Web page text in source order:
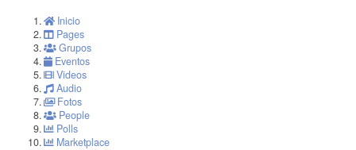
Inicio
Pages
Grupos
Eventos
Videos
Audio
Fotos
People
Polls
Marketplace